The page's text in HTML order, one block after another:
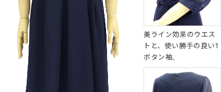
美ライン効果のウエス
トと、使い勝手の良い1
ボタン袖。